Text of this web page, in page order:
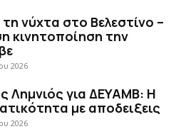
νύχτα στο Βελεστίνο –
κινητοποίηση την
2026
Λημνιός για ΔΕΥΑΜΒ: Η
με αποδειξεις
2026